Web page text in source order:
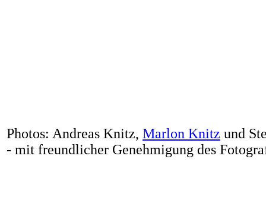
Photos: Andreas Knitz, Marlon Knitz und
- mit freundlicher Genehmigung des